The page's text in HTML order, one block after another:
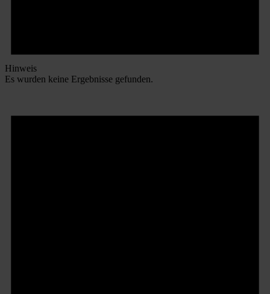
Hinweis
Es wurden keine Ergebnisse gefunden.